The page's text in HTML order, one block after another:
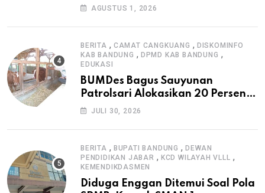
Masyarakat Sambut Antusias
AGUSTUS 1, 2026
BERITA , CAMAT CANGKUANG , DISKOMINFO
KAB BANDUNG , DPMD KAB BANDUNG ,
EDUKASI
BUMDes Bagus Sauyunan
Patrolsari Alokasikan 20 Persen
Dana Desa untuk Ketahanan
JULI 30, 2026
BERITA , BUPATI BANDUNG ,DEWAN
PENDIDIKAN JABAR , KCD WILAYAH VLLL ,
KEMENDIKDASMEN
Diduga Enggan Ditemui Soal Pola